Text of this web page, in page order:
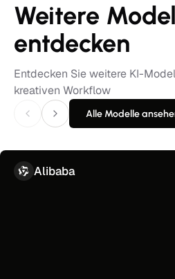
Weitere
entdecken
Entdecken Sie weitere KI-
kreativen Workflow
Alle Modelle
Alibaba